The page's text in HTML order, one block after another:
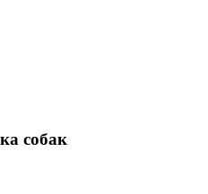
собак